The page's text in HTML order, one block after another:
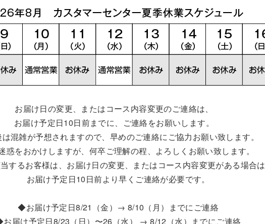
お届け日の変更、またはコース内容変更のご連絡は、
お届け予定日10日前までに、ご連絡をお願いします。
混雑が予想されますので、早めのご連絡にご協力お願い致します。
惑をおかけしますが、何卒ご理解の程、よろしくお願い致します。
するお客様は、お届け日の変更、またはコース内容変更がある場合は
お届け予定日10日前より早くご連絡が必要です。
◆お届け予定日8/21（金）→ 8/10（月）までにご連絡
届け予定日8/23（日）〜26（水） → 8/12（水）までにご連絡